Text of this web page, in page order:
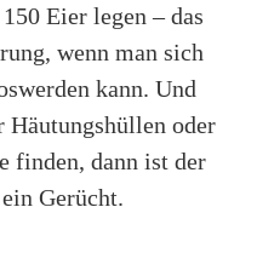
Eier legen – das
wenn man sich
kann. Und
Häutungshüllen oder
finden, dann ist der
Gerücht.